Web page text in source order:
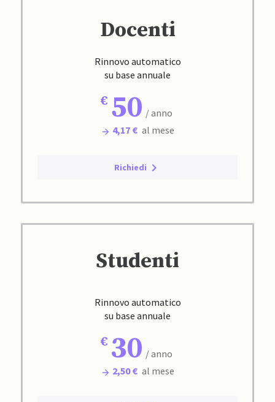
Docenti
Rinnovo automatico
su base annuale
50 / anno
4,17 € al mese
Richiedi
Studenti
Rinnovo automatico
su base annuale
30 / anno
2,50 € al mese